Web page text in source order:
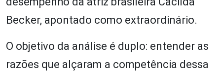
Becker, apontado como extraordinário.
O objetivo da análise é duplo: entender as
razões que alçaram a competência dessa